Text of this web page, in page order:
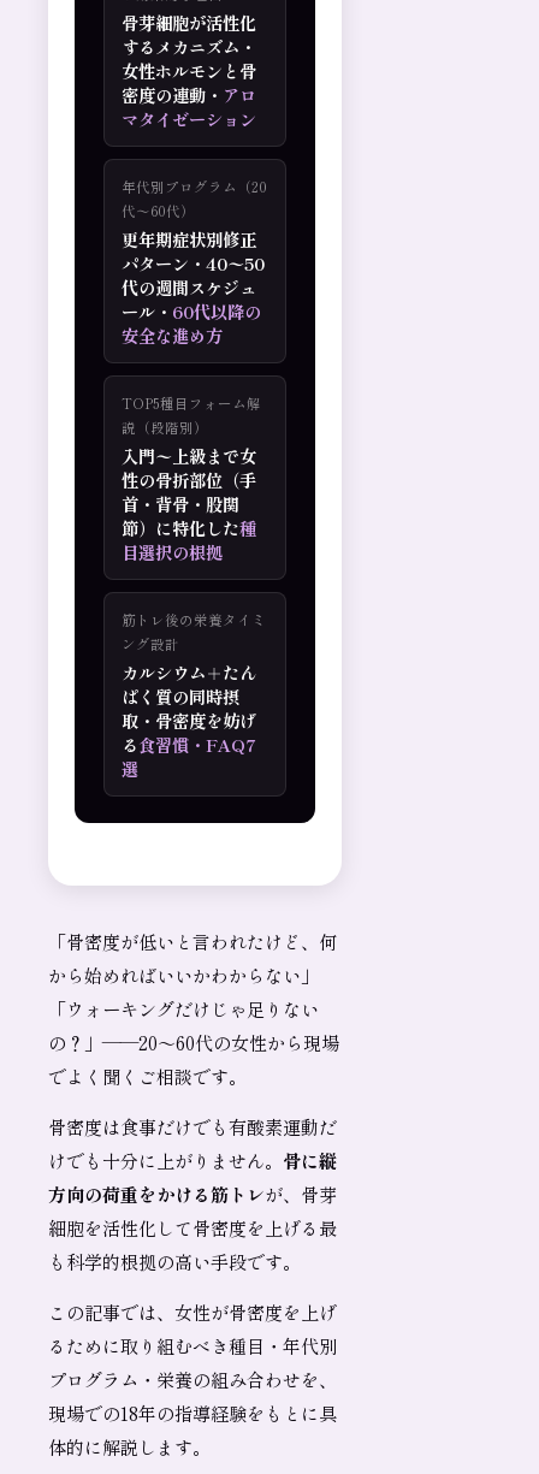
骨芽細胞が活性化
するメカニズム・
女性ホルモンと骨
密度の連動・ アロ
マタイゼーション
年代別プログラム（20
代〜60代）
更年期症状別修正
パターン・40〜50
代の週間スケジュ
ール・ 60代以降の
安全な進め方
TOP5種目フォーム解
説（段階別）
入門〜上級まで女
性の骨折部位（手
首・背骨・股関
節）に特化した種
目選択の根拠
筋トレ後の栄養タイミ
ング設計
カルシウム＋たん
ぱく質の同時摂
取・骨密度を妨げ
る食習慣・FAQ7
選
「骨密度が低いと言われたけど、何
から始めればいいかわからない」
「ウォーキングだけじゃ足りない
の？」——20〜60代の女性から現場
でよく聞くご相談です。
骨密度は食事だけでも有酸素運動だ
けでも十分に上がりません。 骨に縦
方向の荷重をかける筋トレが、骨芽
細胞を活性化して骨密度を上げる最
も科学的根拠の高い手段です。
この記事では、女性が骨密度を上げ
るために取り組むべき種目・年代別
プログラム・栄養の組み合わせを、
現場での18年の指導経験をもとに具
体的に解説します。